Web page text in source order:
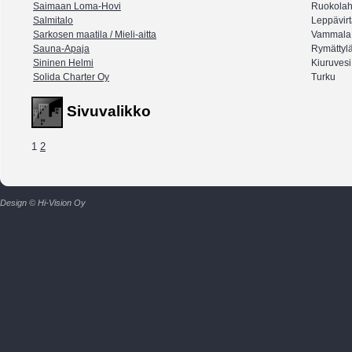
Saimaan Loma-Hovi
Salmitalo
Sarkosen maatila / Mieli-aitta
Vammala
Sauna-Apaja
Sininen Helmi
Kiuruvesi
Solida Charter Oy
Turku
Sivuvalikko
1 2
Design © Hi-Vision Oy